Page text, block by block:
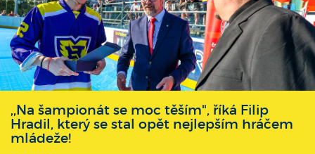
,,Na šampionát se moc těším", říká Filip
Hradil, který se stal opět nejlepším hráčem
mládeže!